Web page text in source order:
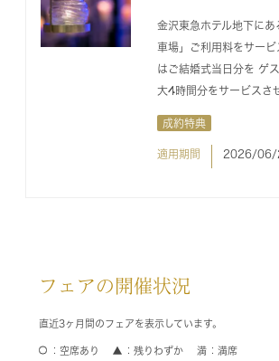
金沢東急ホテル地下に
車場」ご利用料をサー
はご結婚式当日分を ゲ
大4時間分をサービスさ
成約特典
適用期間 2026/06/
フェアの開催状況
直近3ヶ月間のフェアを表示しています。
空席あり 残りわずか 満席